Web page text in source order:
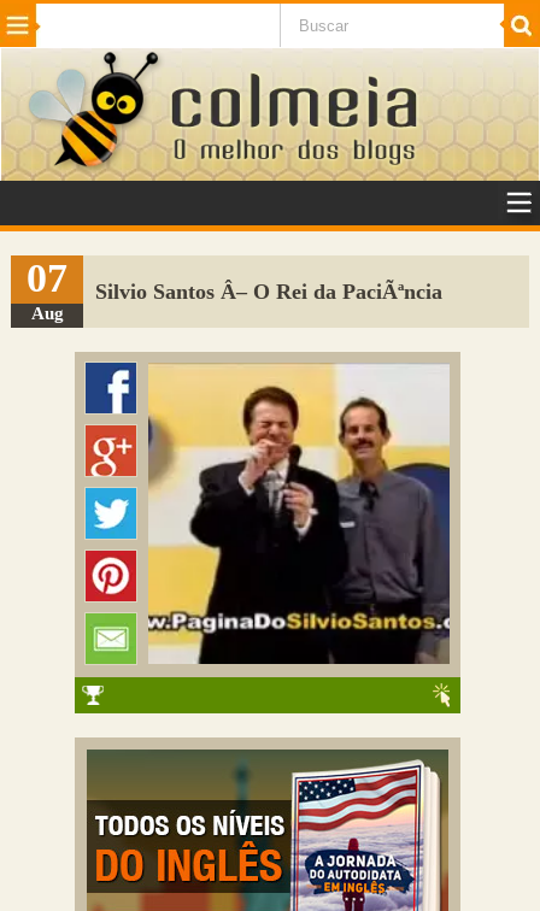
Beleza Cinema e TV
Internet Jogos NotÃ­cias SaÃºde
VeÃ­culos Adulto
Sugerir Link
Adicionar Blog
Colmeia Exchange
07
Aug
Silvio Santos Â– O Rei da PaciÃªncia